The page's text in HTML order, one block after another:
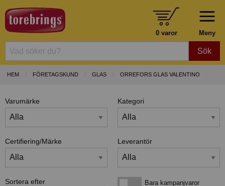
Meny
0 varor
Sök
HEM FÖRETAGSKUND GLAS ORREFORS GLAS VALENTINO
Varumärke Kategori
Certifiering/Märke Leverantör
Sortera efter Bara kampanjvarorBara kampanjvaror